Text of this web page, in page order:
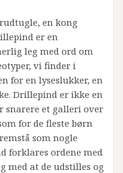
en kong
er en
leg med ord om
vi finder i
for en lyseslukker, en
Drillepind er ikke en
snarere et galleri over
for de fleste børn
som nogle
forklares ordene med
med at de udstilles og